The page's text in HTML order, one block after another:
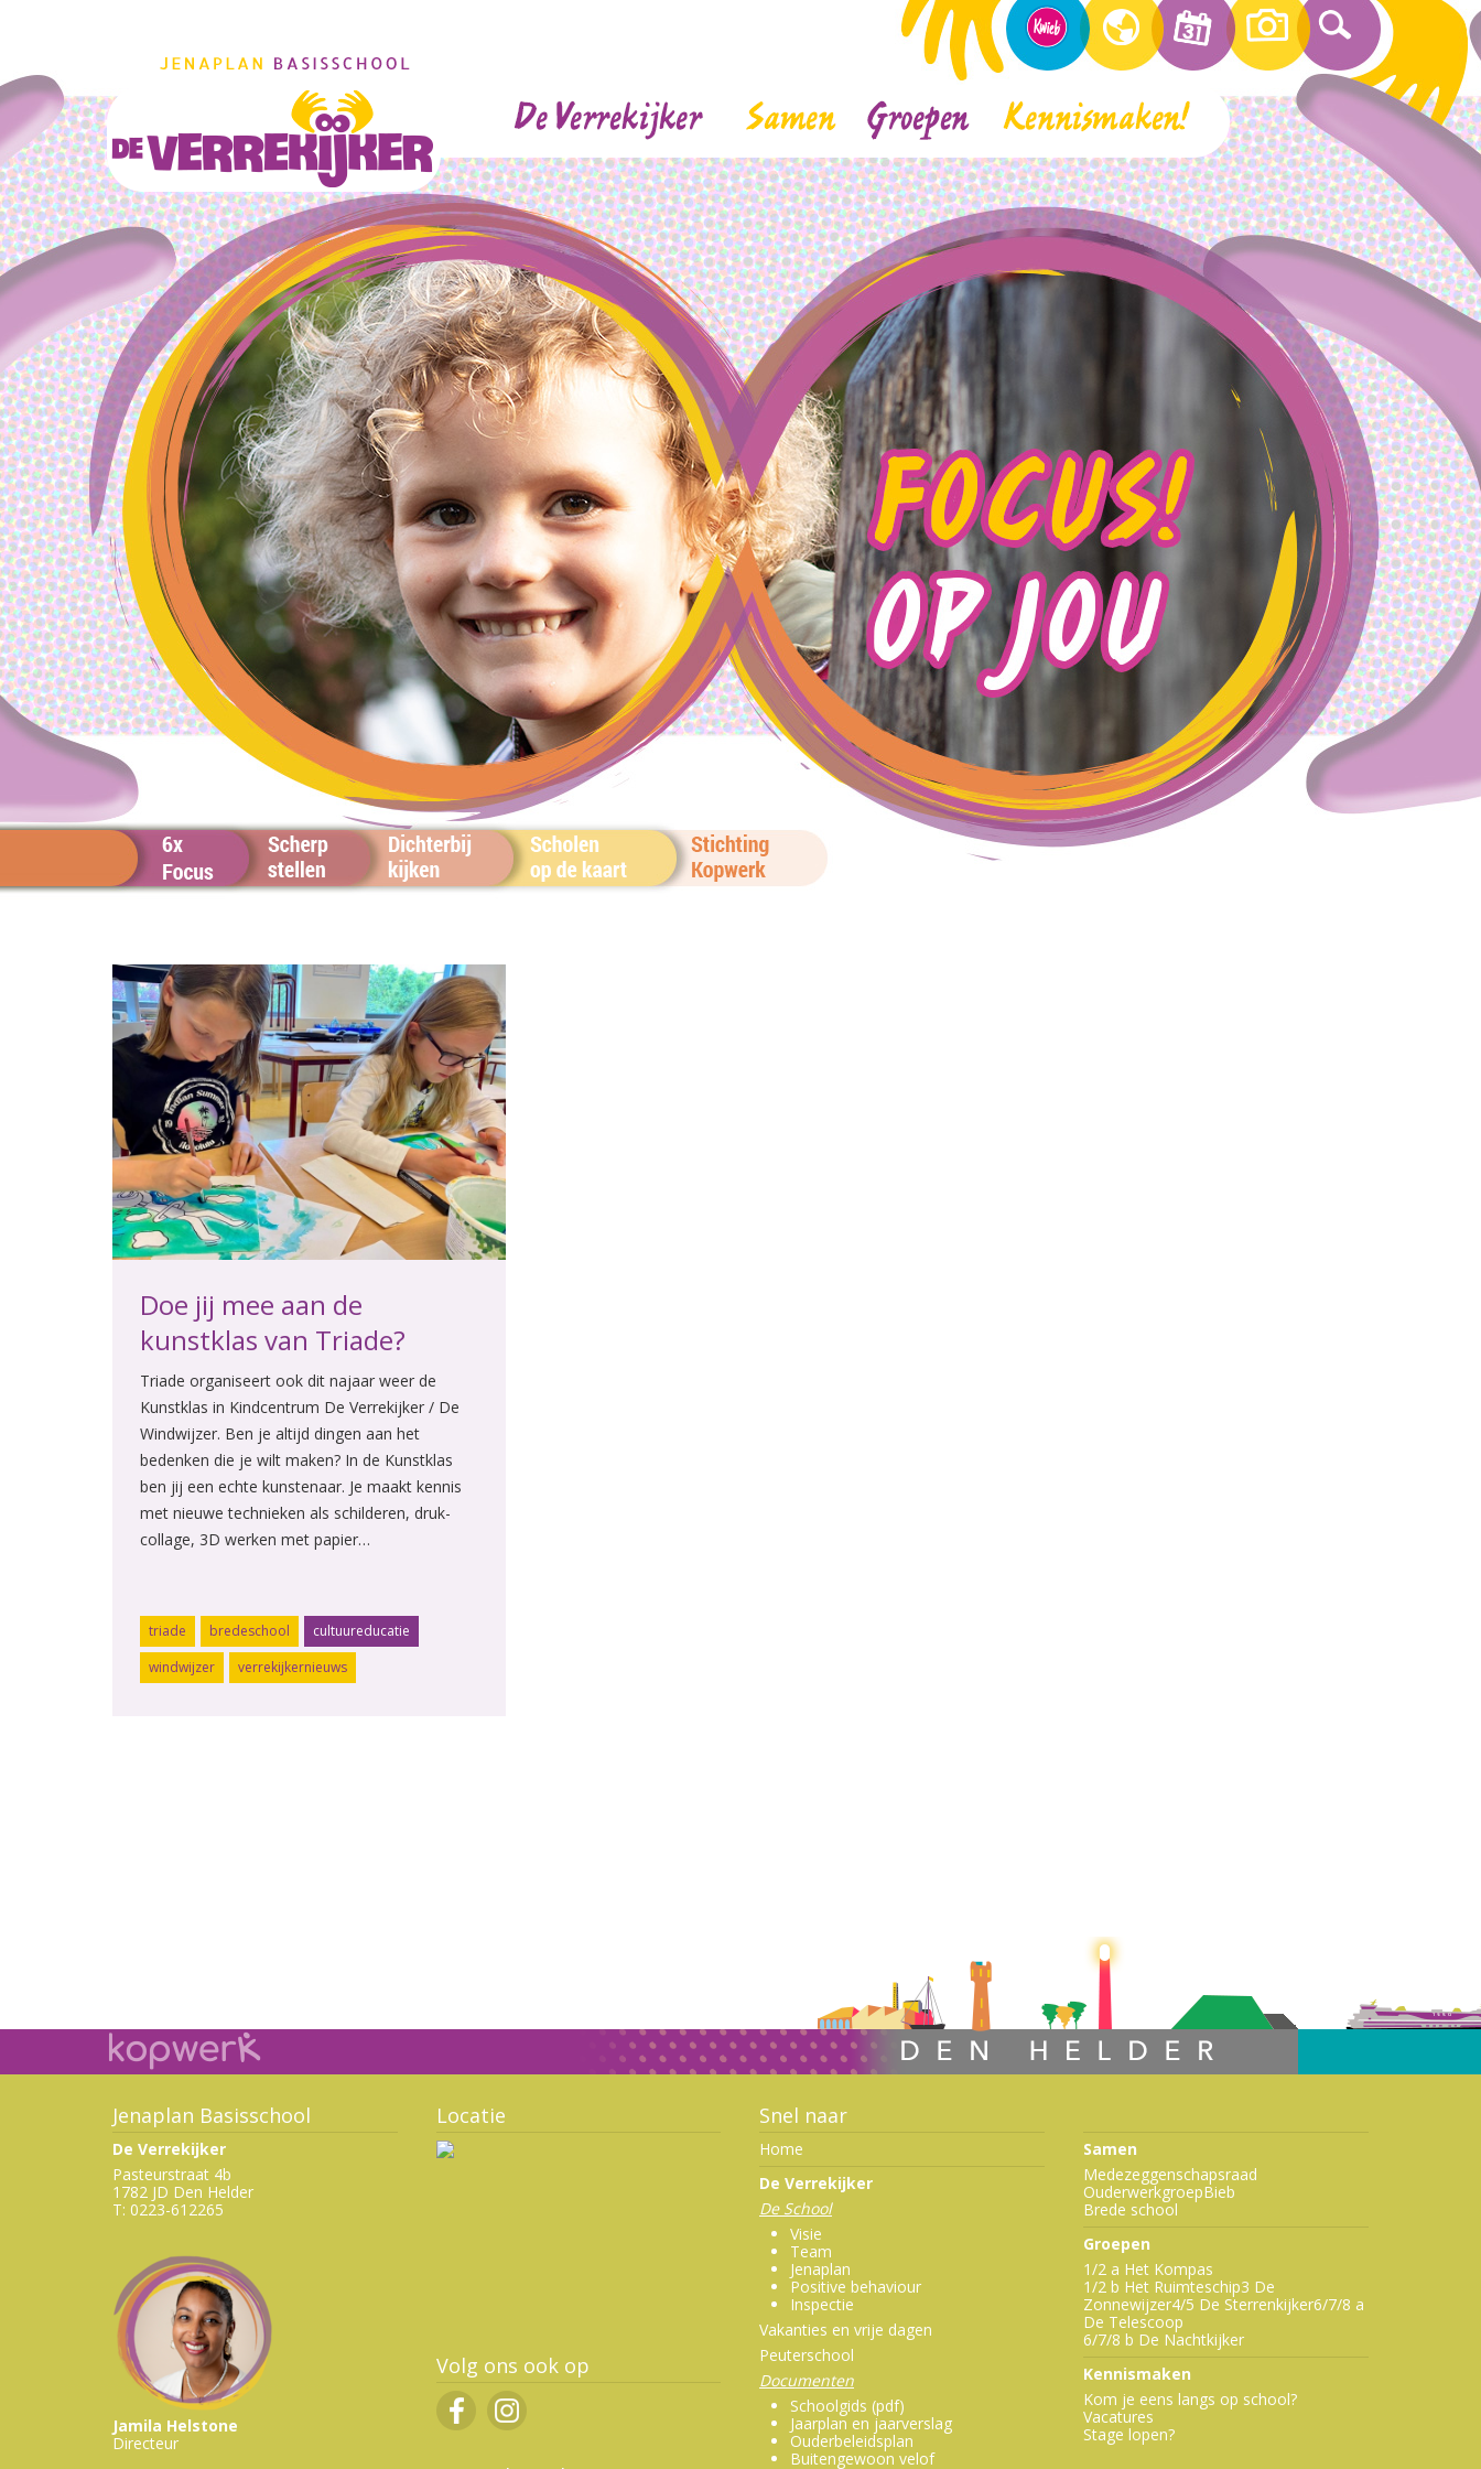
Doe jij mee aan de
kunstklas van Triade?
Triade organiseert ook dit najaar weer de
Kunstklas in Kindcentrum De Verrekijker / De
Windwijzer. Ben je altijd dingen aan het
bedenken die je wilt maken? In de Kunstklas
ben jij een echte kunstenaar. Je maakt kennis
met nieuwe technieken als schilderen, druk-
collage, 3D werken met papier…
triade bredeschool
cultuureducatie
windwijzer
verrekijkernieuws
Jenaplan Basisschool
De Verrekijker
Pasteurstraat 4b
1782 JD Den Helder
T: 0223-612265
Jamila Helstone
Directeur
Locatie
Volg ons ook op
Snel naar
Home
De Verrekijker
De School
Visie
Team
Jenaplan
Positive behaviour
Inspectie
Vakanties en vrije dagen
Peuterschool
Documenten
Schoolgids (pdf)
Jaarplan en jaarverslag
Ouderbeleidsplan
Buitengewoon velof
Samen
Medezeggenschapsraad
OuderwerkgroepBieb
Brede school
Groepen
1/2 a Het Kompas
1/2 b Het Ruimteschip3 De
Zonnewijzer4/5 De Sterrenkijker6/7/8 a
De Telescoop
6/7/8 b De Nachtkijker
Kennismaken
Kom je eens langs op school?
Vacatures
Stage lopen?